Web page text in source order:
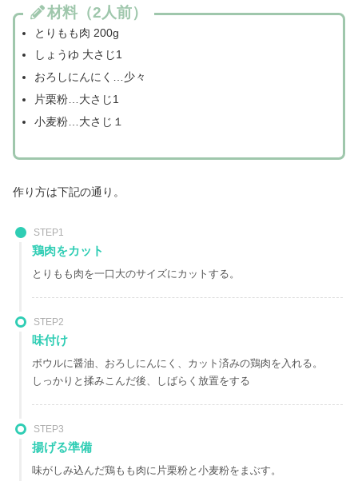
材料（2人前）
とりもも肉 200g
しょうゆ 大さじ1
おろしにんにく…少々
片栗粉…大さじ1
小麦粉…大さじ１
作り方は下記の通り。
STEP1
鶏肉をカット
とりもも肉を一口大のサイズにカットする。
STEP2
味付け
ボウルに醤油、おろしにんにく、カット済みの鶏肉を入れる。
しっかりと揉みこんだ後、しばらく放置をする
STEP3
揚げる準備
味がしみ込んだ鶏もも肉に片栗粉と小麦粉をまぶす。